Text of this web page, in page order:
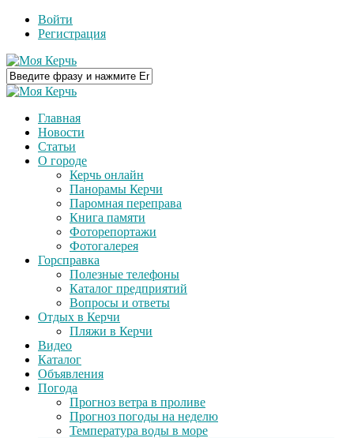
Войти
Регистрация
Главная
Новости
Статьи
О городе
Керчь онлайн
Панорамы Керчи
Паромная переправа
Книга памяти
Фоторепортажи
Фотогалерея
Горсправка
Полезные телефоны
Каталог предприятий
Вопросы и ответы
Отдых в Керчи
Пляжи в Керчи
Видео
Каталог
Объявления
Погода
Прогноз ветра в проливе
Прогноз погоды на неделю
Температура воды в море